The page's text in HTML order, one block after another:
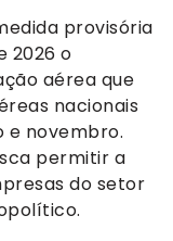
provisória
2026 o
aérea que
nacionais
e novembro.
permitir a
do setor